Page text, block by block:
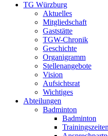
TG Würzburg
Aktuelles
Mitgliedschaft
Gaststätte
TGW-Chronik
Geschichte
Organigramm
Stellenangebote
Vision
Aufsichtsrat
Wichtiges
Abteilungen
Badminton
Badminton
Trainingszeiten